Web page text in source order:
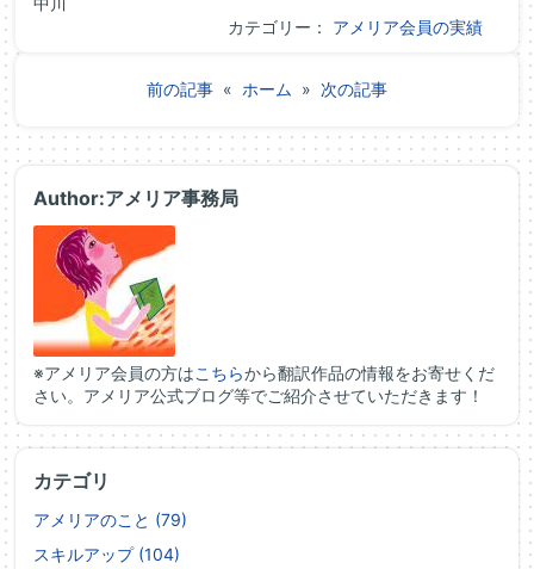
カテゴリー： アメリア会員の実績
前の記事 « ホーム » 次の記事
Author:アメリア事務局
※アメリア会員の方はこちらから翻訳作品の情報をお寄せくだ
さい。アメリア公式ブログ等でご紹介させていただきます！
カテゴリ
アメリアのこと (79)
スキルアップ (104)